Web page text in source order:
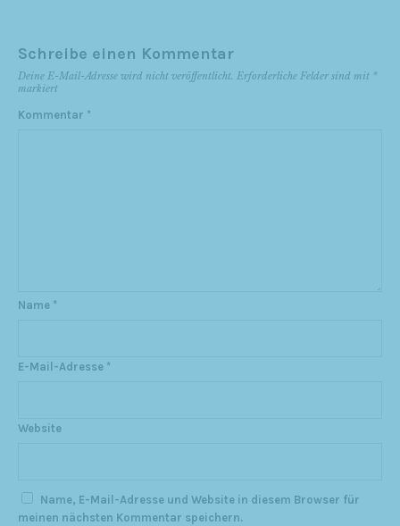
Schreibe einen Kommentar
Deine E-Mail-Adresse wird nicht veröffentlicht. Erforderliche Felder sind mit *
markiert
Kommentar *
Name *
E-Mail-Adresse *
Website
Name, E-Mail-Adresse und Website in diesem Browser für
meinen nächsten Kommentar speichern.